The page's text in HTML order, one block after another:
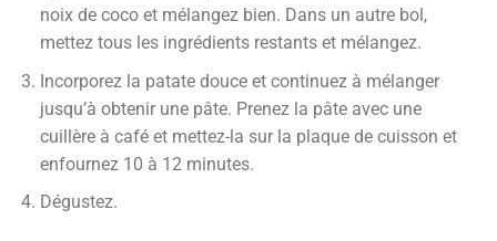
noix de coco et mélangez bien. Dans un autre bol,
mettez tous les ingrédients restants et mélangez.
Incorporez la patate douce et continuez à mélanger
jusqu’à obtenir une pâte. Prenez la pâte avec une
cuillère à café et mettez-la sur la plaque de cuisson et
enfournez 10 à 12 minutes.
Dégustez.